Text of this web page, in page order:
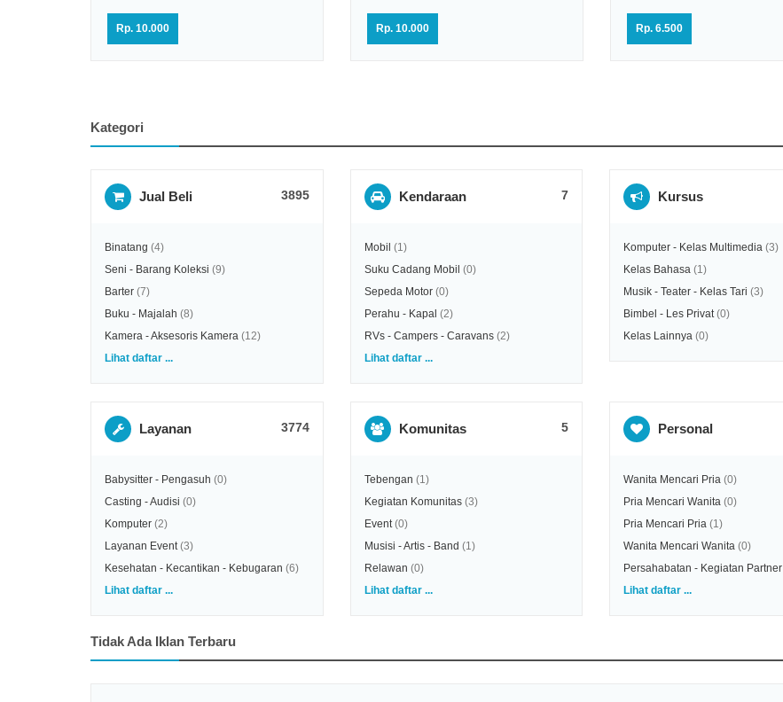
Rp. 10.000 Rp. 10.000 Rp. 6.500
Kategori
Jual Beli 3895
Binatang (4)
Seni - Barang Koleksi (9)
Barter (7)
Buku - Majalah (8)
Kamera - Aksesoris Kamera (12)
Lihat daftar ...
Kendaraan 7
Mobil (1)
Suku Cadang Mobil (0)
Sepeda Motor (0)
Perahu - Kapal (2)
RVs - Campers - Caravans (2)
Lihat daftar ...
Kursus
Komputer - Kelas Multimedia (3)
Kelas Bahasa (1)
Musik - Teater - Kelas Tari (3)
Bimbel - Les Privat (0)
Kelas Lainnya (0)
Layanan 3774
Babysitter - Pengasuh (0)
Casting - Audisi (0)
Komputer (2)
Layanan Event (3)
Kesehatan - Kecantikan - Kebugaran (6)
Lihat daftar ...
Komunitas 5
Tebengan (1)
Kegiatan Komunitas (3)
Event (0)
Musisi - Artis - Band (1)
Relawan (0)
Lihat daftar ...
Personal
Wanita Mencari Pria (0)
Pria Mencari Wanita (0)
Pria Mencari Pria (1)
Wanita Mencari Wanita (0)
Persahabatan - Kegiatan Partner
Lihat daftar ...
Tidak Ada Iklan Terbaru